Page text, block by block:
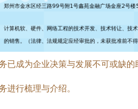
成为企业决策与发展不可或缺
进行梳理与介绍。